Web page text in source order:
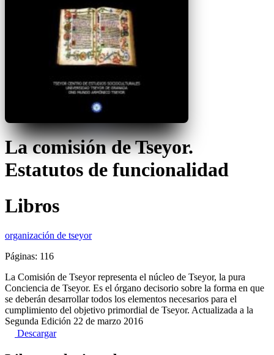
La comisión de Tseyor.
Estatutos de funcionalidad
Libros
organización de tseyor
Páginas: 116
La Comisión de Tseyor representa el núcleo de Tseyor, la pura
Conciencia de Tseyor. Es el órgano decisorio sobre la forma en que
se deberán desarrollar todos los elementos necesarios para el
cumplimiento del objetivo primordial de Tseyor. Actualizada a la
Segunda Edición 22 de marzo 2016
Descargar